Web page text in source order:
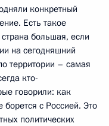
конкретный
Есть такое
большая, если
на сегодняшний
территории – самая
кто-
говорили: как
борется с Россией. Это
политических